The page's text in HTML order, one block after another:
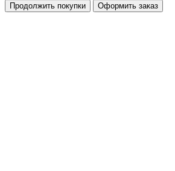
Продолжить покупки Оформить заказ